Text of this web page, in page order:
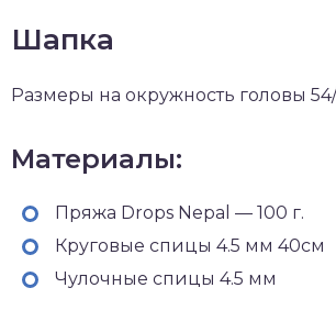
Шапка
Размеры на окружность головы
Материалы:
Пряжа Drops Nepal — 100 г.
Круговые спицы 4.5 мм 40см
Чулочные спицы 4.5 мм